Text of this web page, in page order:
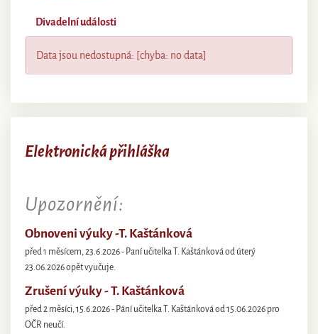
Divadelní události
Data jsou nedostupná: [chyba: no data]
Elektronická přihláška
Upozornění:
Obnoveni výuky -T. Kaštánková
před 1 měsícem, 23.6.2026 - Paní učitelka T. Kaštánková od úterý
23.06.2026 opět vyučuje.
Zrušení výuky - T. Kaštánková
před 2 měsíci, 15.6.2026 - Pání učitelka T. Kaštánková od 15.06.2026 pro
OČR neučí.